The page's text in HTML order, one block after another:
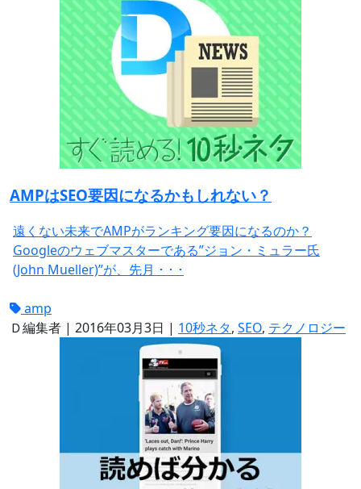
AMPはSEO要因になるかもしれない？
遠くない未来でAMPがランキング要因になるのか？
Googleのウェブマスターである”ジョン・ミュラー氏
(John Mueller)”が、先月 ･ ･ ･
amp
Ｄ編集者 | 2016年03月3日 | 10秒ネタ, SEO, テクノロジー